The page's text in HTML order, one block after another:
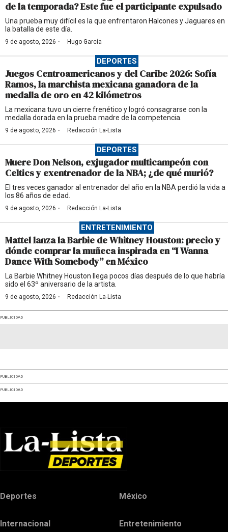
de la temporada? Este fue el participante expulsado
Una prueba muy difícil es la que enfrentaron Halcones y Jaguares en
la batalla de este día.
9 de agosto, 2026 · Hugo García
DEPORTES
Juegos Centroamericanos y del Caribe 2026: Sofía
Ramos, la marchista mexicana ganadora de la
medalla de oro en 42 kilómetros
La mexicana tuvo un cierre frenético y logró consagrarse con la
medalla dorada en la prueba madre de la competencia.
9 de agosto, 2026 · Redacción La-Lista
DEPORTES
Muere Don Nelson, exjugador multicampeón con
Celtics y exentrenador de la NBA; ¿de qué murió?
El tres veces ganador al entrenador del año en la NBA perdió la vida a
los 86 años de edad.
9 de agosto, 2026 · Redacción La-Lista
ENTRETENIMIENTO
Mattel lanza la Barbie de Whitney Houston: precio y
dónde comprar la muñeca inspirada en “I Wanna
Dance With Somebody” en México
La Barbie Whitney Houston llega pocos días después de lo que habría
sido el 63º aniversario de la artista.
9 de agosto, 2026 · Redacción La-Lista
PUBLICIDAD
PUBLICIDAD
PUBLICIDAD
Deportes México
Internacional Entretenimiento